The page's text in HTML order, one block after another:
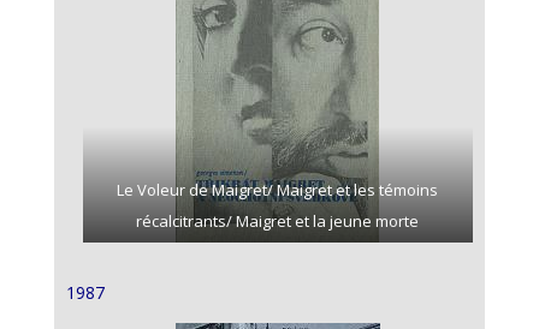
Le Voleur de Maigret/ Maigret et les témoins
récalcitrants/ Maigret et la jeune morte
1987